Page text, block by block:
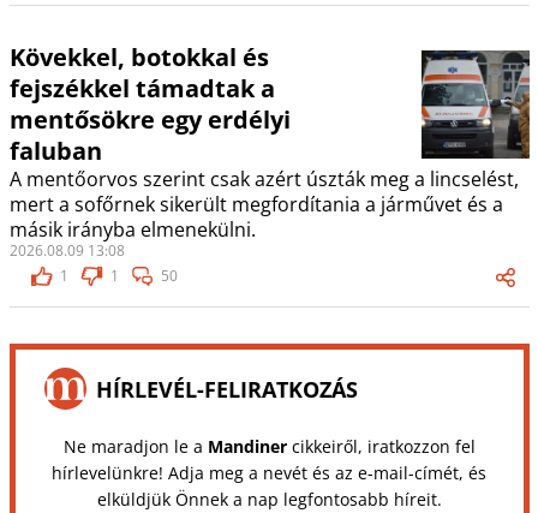
Kövekkel, botokkal és
fejszékkel támadtak a
mentősökre egy erdélyi
faluban
A mentőorvos szerint csak azért úszták meg a lincselést,
mert a sofőrnek sikerült megfordítania a járművet és a
másik irányba elmenekülni.
2026.08.09 13:08
1
1 50
HÍRLEVÉL-FELIRATKOZÁS
Ne maradjon le a Mandinercikkeiről, iratkozzon fel
hírlevelünkre! Adja meg a nevét és az e-mail-címét, és
elküldjük Önnek a nap legfontosabb híreit.